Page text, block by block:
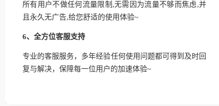
所有用户不做任何流量限制,无需因为流量不够而焦虑,并
且永久无广告,给您舒适的使用体验~
6、全方位客服支持
专业的客服服务，多年经验任何使用问题都可得到及时回
复与解决，保障每一位用户的加速体验~